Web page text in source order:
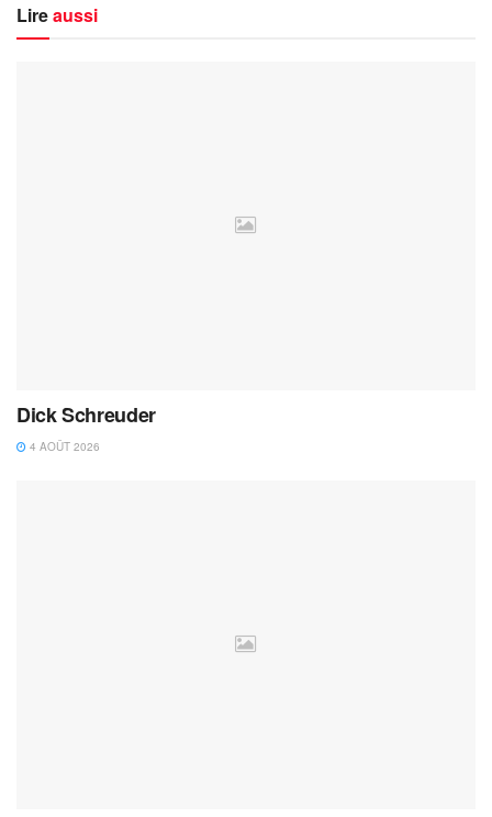
Lireaussi
Dick Schreuder
4 AOÛT 2026